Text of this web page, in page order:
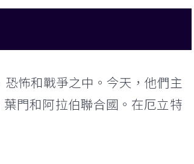
怖和戰爭之中。今天，他們主
門和阿拉伯聯合國。在厄立特